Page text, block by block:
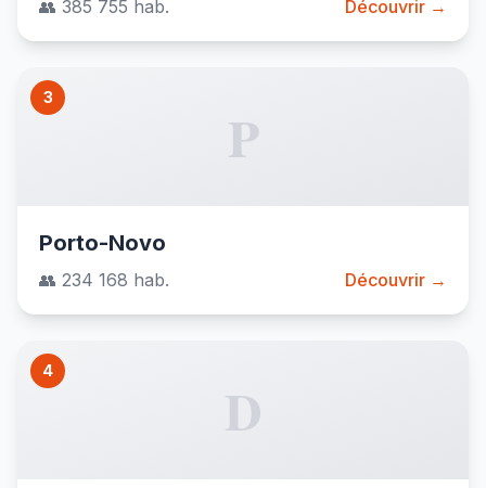
👥 385 755 hab. Découvrir →
3
P
Porto-Novo
👥 234 168 hab. Découvrir →
4
D